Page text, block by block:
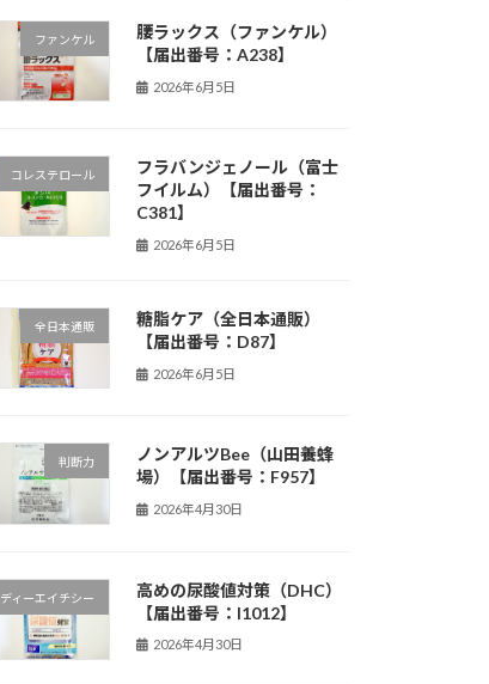
ファンケル
腰ラックス（ファンケル）
【届出番号：A238】
2026年6月5日
コレステロール
フラバンジェノール（富士
フイルム）【届出番号：
C381】
2026年6月5日
全日本通販
糖脂ケア（全日本通販）
【届出番号：D87】
2026年6月5日
判断力
ノンアルツBee（山田養蜂
場）【届出番号：F957】
2026年4月30日
ディーエイチシー
高めの尿酸値対策（DHC）
【届出番号：I1012】
2026年4月30日